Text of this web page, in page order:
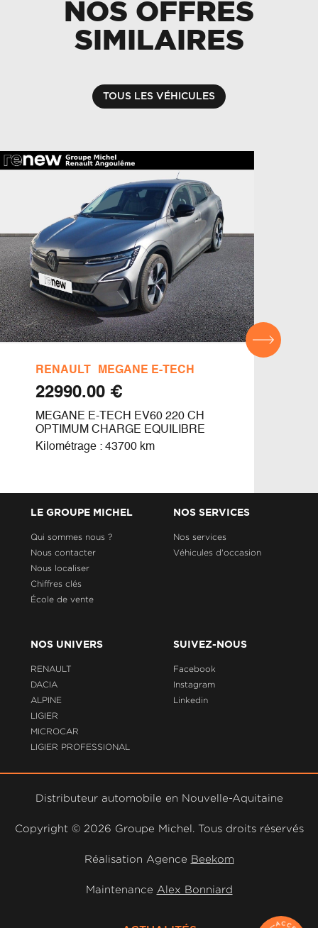
RENAULT MEGANE E-TECH
€ 22990.00
MEGANE E-TECH EV60 220 CH
OPTIMUM CHARGE EQUILIBRE
Kilométrage : 43700 km
NOS OFFRES
SIMILAIRES
TOUS LES VÉHICULES
LE GROUPE MICHEL
Qui sommes nous ?
Nous contacter
Nous localiser
Chiffres clés
École de vente
NOS SERVICES
Nos services
Véhicules d'occasion
NOS UNIVERS
RENAULT
DACIA
ALPINE
LIGIER
MICROCAR
LIGIER PROFESSIONAL
SUIVEZ-NOUS
Facebook
Instagram
Linkedin
Distributeur automobile en Nouvelle-Aquitaine
Copyright © 2026 Groupe Michel. Tous droits réservés
Réalisation Agence Beekom
Maintenance Alex Bonniard